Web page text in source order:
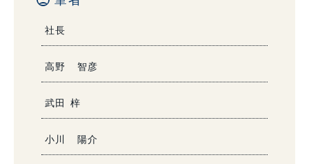
社長
高野 智彦
武田 梓
小川 陽介